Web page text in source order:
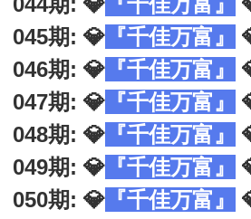
045期: 💎 『千佳万富』
046期: 💎 『千佳万富』
047期: 💎 『千佳万富』
048期: 💎 『千佳万富』
049期: 💎 『千佳万富』
050期: 💎 『千佳万富』